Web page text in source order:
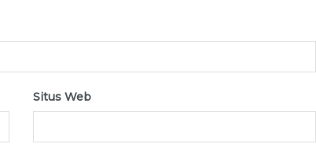
Situs Web